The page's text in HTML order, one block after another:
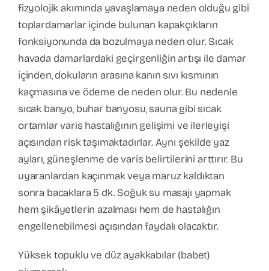
fizyolojik akımında yavaşlamaya neden olduğu gibi
toplardamarlar içinde bulunan kapakçıkların
fonksiyonunda da bozulmaya neden olur. Sıcak
havada damarlardaki geçirgenliğin artışı ile damar
içinden, dokuların arasına kanın sıvı kısmının
kaçmasına ve ödeme de neden olur. Bu nedenle
sıcak banyo, buhar banyosu, sauna gibi sıcak
ortamlar varis hastalığının gelişimi ve ilerleyişi
açısından risk taşımaktadırlar. Aynı şekilde yaz
ayları, güneşlenme de varis belirtilerini arttırır. Bu
uyaranlardan kaçınmak veya maruz kaldıktan
sonra bacaklara 5 dk. Soğuk su masajı yapmak
hem şikâyetlerin azalması hem de hastalığın
engellenebilmesi açısından faydalı olacaktır.
Yüksek topuklu ve düz ayakkabılar (babet)